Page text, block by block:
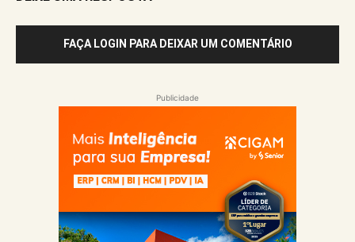
FAÇA LOGIN PARA DEIXAR UM COMENTÁRIO
Publicidade